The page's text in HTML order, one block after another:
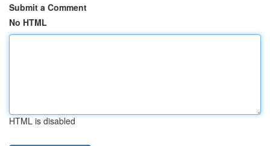
Submit a Comment
No HTML
HTML is disabled